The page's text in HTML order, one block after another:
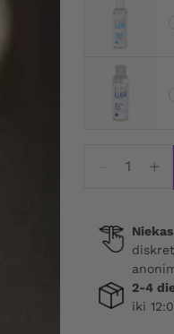
kiekis:
Bellis
pcs
2-4
iki